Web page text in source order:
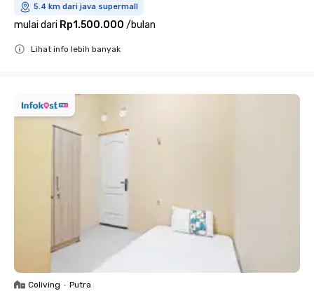
5.4 km dari java supermall
mulai dari Rp1.500.000 /bulan
Lihat info lebih banyak
Coliving • Putra